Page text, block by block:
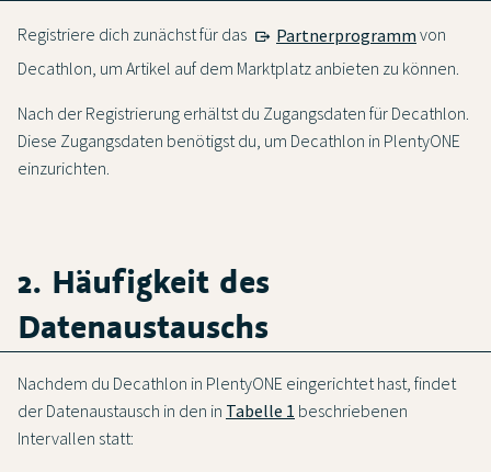
Registriere dich zunächst für das Partnerprogramm von
Decathlon, um Artikel auf dem Marktplatz anbieten zu können.
Nach der Registrierung erhältst du Zugangsdaten für Decathlon.
Diese Zugangsdaten benötigst du, um Decathlon in PlentyONE
einzurichten.
2. Häufigkeit des
Datenaustauschs
Nachdem du Decathlon in PlentyONE eingerichtet hast, findet
der Datenaustausch in den in Tabelle 1 beschriebenen
Intervallen statt: